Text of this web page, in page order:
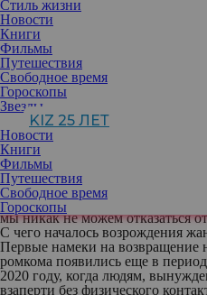
Стиль жизни
Новости
Книги
Фильмы
Путешествия
Свободное время
Гороскопы
Звезды
KIZ 25 ЛЕТ
Новости
Книги
Фильмы
Путешествия
Свободное время
Гороскопы
Трейлер романтической комедии
которой намечен уже на это
обсуждения о возрождении
какой причине мы так любим
В середине июня этого года в
и режиссера Селин Сон
комедия с одними из
Дакотой Джонсон, Педро
картины о любовном
сети, вызвал бурные обсуждения
пишущие о стиле жизни начали
пробуждении ромкома от сна.
тип фильмов, казалось бы,
и нулевые, снова активно
мы никак не можем отказаться
С чего началось возрождения
Первые намеки на возвращение
ромкома появились еще в
2020 году, когда людям,
взаперти без физического